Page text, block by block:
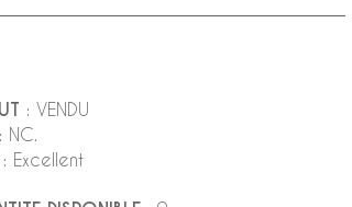
: VENDU
: NC.
: Excellent